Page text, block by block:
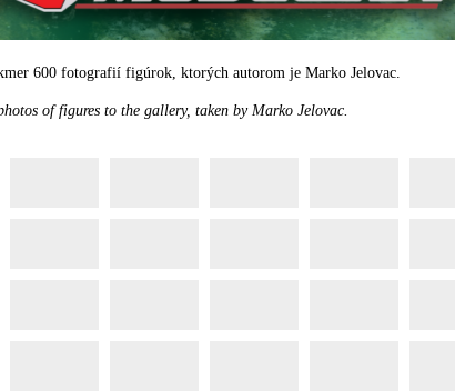
600 fotografií figúrok, ktorých autorom je Marko Jelovac.
of figures to the gallery, taken by Marko Jelovac.